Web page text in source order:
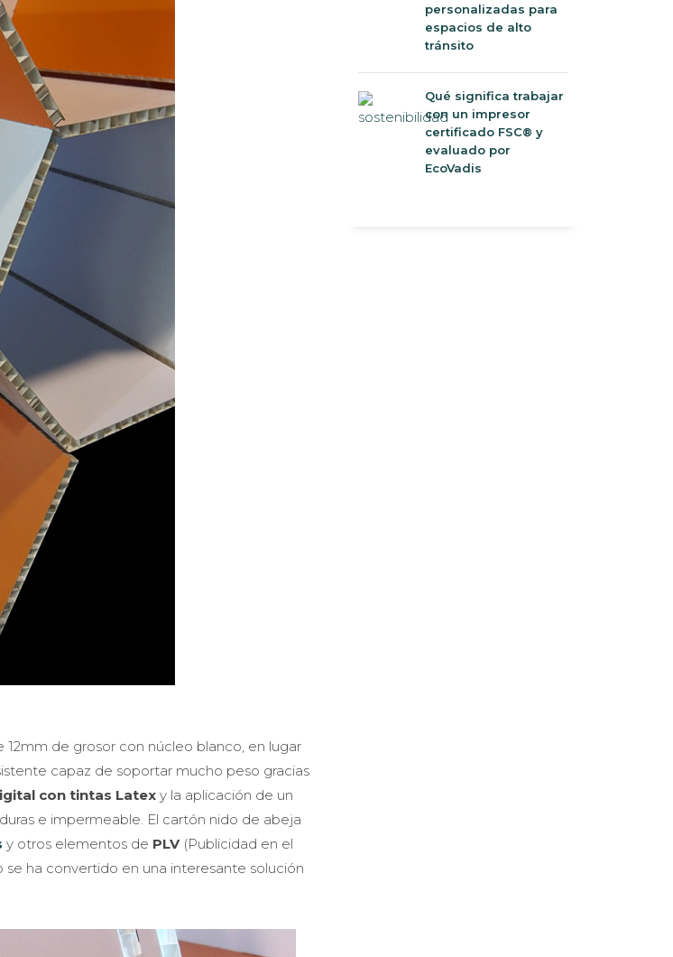
12mm de grosor con núcleo blanco, en lugar
capaz de soportar mucho peso gracias
con tintas Latex y la aplicación de un
e impermeable. El cartón nido de abeja
y otros elementos de PLV (Publicidad en el
se ha convertido en una interesante solución
personalizadas para
espacios de alto
tránsito
Qué significa trabajar
con un impresor
certificado FSC® y
evaluado por
EcoVadis